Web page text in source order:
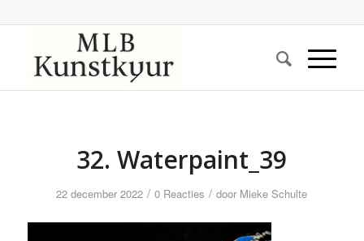
32. Waterpaint_39
22 december 2022 / 0 Reacties / door Mieke Schulte